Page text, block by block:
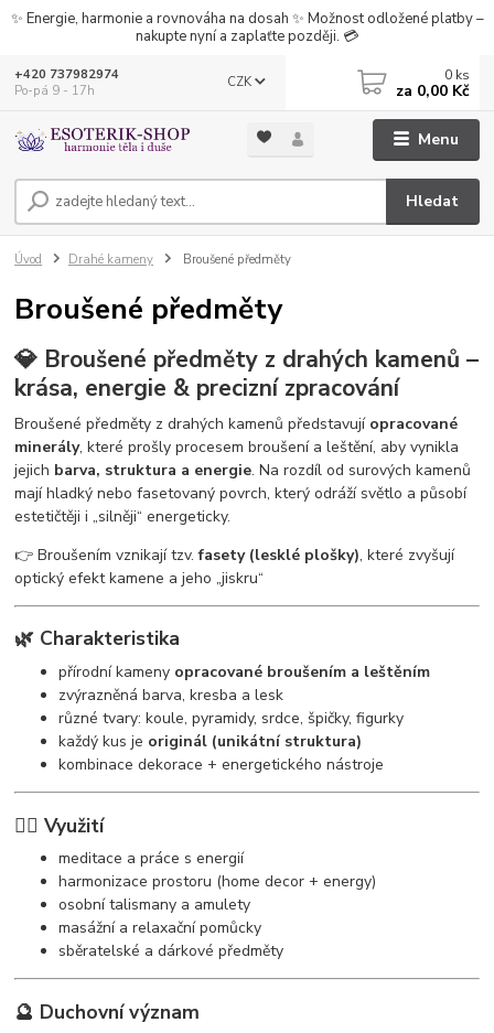
✨ Energie, harmonie a rovnováha na dosah ✨ Možnost odložené platby –
nakupte nyní a zaplaťte později. 💳
Menu
CZK
Hledat
+420 737982974
Po-pá 9 - 17h
0 ks
za 0,00 Kč
Úvod Drahé kameny Broušené předměty
Broušené předměty
💎 Broušené předměty z drahých kamenů –
krása, energie & precizní zpracování
Broušené předměty z drahých kamenů představují opracované
minerály, které prošly procesem broušení a leštění, aby vynikla
jejich barva, struktura a energie. Na rozdíl od surových kamenů
mají hladký nebo fasetovaný povrch, který odráží světlo a působí
estetičtěji i „silněji“ energeticky.
👉 Broušením vznikají tzv.fasety (lesklé plošky), které zvyšují
optický efekt kamene a jeho „jiskru“
🌿 Charakteristika
přírodní kameny opracované broušením a leštěním
zvýrazněná barva, kresba a lesk
různé tvary: koule, pyramidy, srdce, špičky, figurky
každý kus je originál (unikátní struktura)
kombinace dekorace + energetického nástroje
🧘‍♀️ Využití
meditace a práce s energií
harmonizace prostoru (home decor + energy)
osobní talismany a amulety
masážní a relaxační pomůcky
sběratelské a dárkové předměty
🔮 Duchovní význam